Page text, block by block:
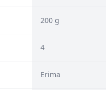
200 g
4
Erima